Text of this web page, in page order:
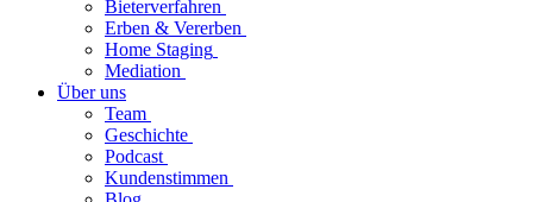
Bieterverfahren
Erben & Vererben
Home Staging
Mediation
Über uns
Team
Geschichte
Podcast
Kundenstimmen